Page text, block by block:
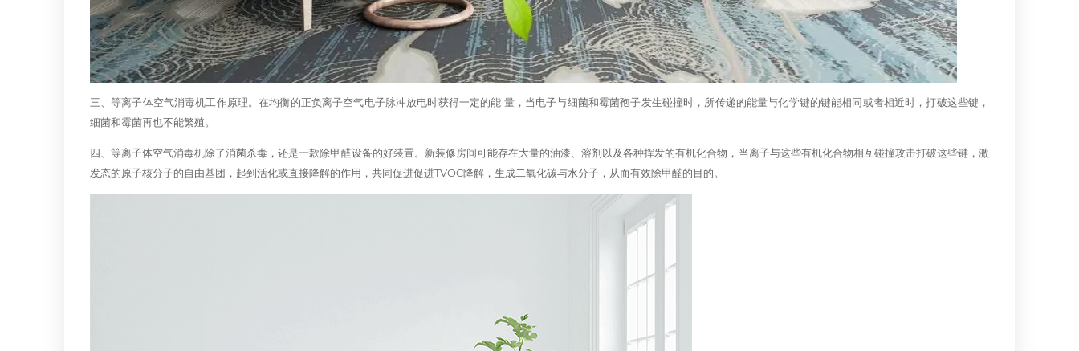
三、等离子体空气消毒机工作原理。在均衡的正负离子空气电子脉冲放电时获得一定的能 量，当电子与细菌和霉菌孢子发生碰撞时，所传递的能量与化学键的键能相同或者相近时，打破这些键，
细菌和霉菌再也不能繁殖。
四、等离子体空气消毒机除了消菌杀毒，还是一款除甲醛设备的好装置。新装修房间可能存在大量的油漆、溶剂以及各种挥发的有机化合物，当离子与这些有机化合物相互碰撞攻击打破这些键，激
发态的原子核分子的自由基团，起到活化或直接降解的作用，共同促进促进TVOC降解，生成二氧化碳与水分子，从而有效除甲醛的目的。